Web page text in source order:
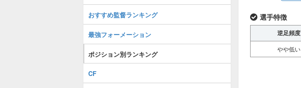
選手特徴
逆足頻度
やや低い
おすすめ監督ランキング
最強フォーメーション
ポジション別ランキング
CF